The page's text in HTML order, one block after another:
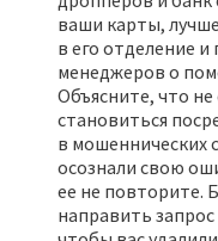
ваши карты,
в его отделение
менеджеров о
Объясните, что не
становиться
в мошеннических
осознали свою
ее не повторите.
направить запрос